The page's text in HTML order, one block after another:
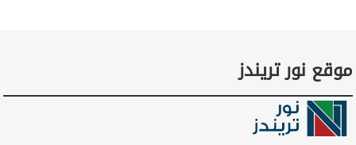
موقع نور تريندز